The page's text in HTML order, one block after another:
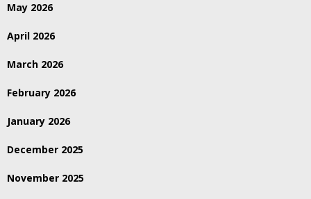
May 2026
April 2026
March 2026
February 2026
January 2026
December 2025
November 2025